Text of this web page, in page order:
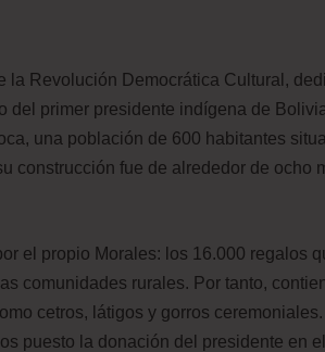
la Revolución Democrática Cultural,
del primer presidente indígena de
una población de 600 habitantes
construcción fue de alrededor de ocho
el propio Morales: los 16.000 regalos
comunidades rurales. Por tanto,
cetros, látigos y gorros ceremoniales.
puesto la donación del presidente en